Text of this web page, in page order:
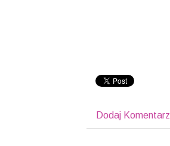
Dodaj Komentarz